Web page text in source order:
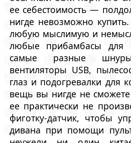
ее себестоимость —
нигде невозможно
любую мыслимую и
любые прибамбасы для
самые разные
вентиляторы USB,
глаз и подогревалки для
вещь вы нигде не
ее практически не
фиготку-датчик, чтобы
дивана при помощи